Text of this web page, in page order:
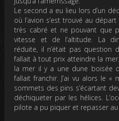
Le second a eu lieu lors d’un
où l’avion s’est trouvé au
très cabré et ne pouvant que
vitesse et de l’altitude. La
réduite, il n’était pas
fallait à tout prix atteindre la
la mer il y a une dune boisée
fallait franchir. J’ai vu alors le «
sommets des pins s’écartant
déchiqueter par les hélices.
pilote a pu piquer et repasser au